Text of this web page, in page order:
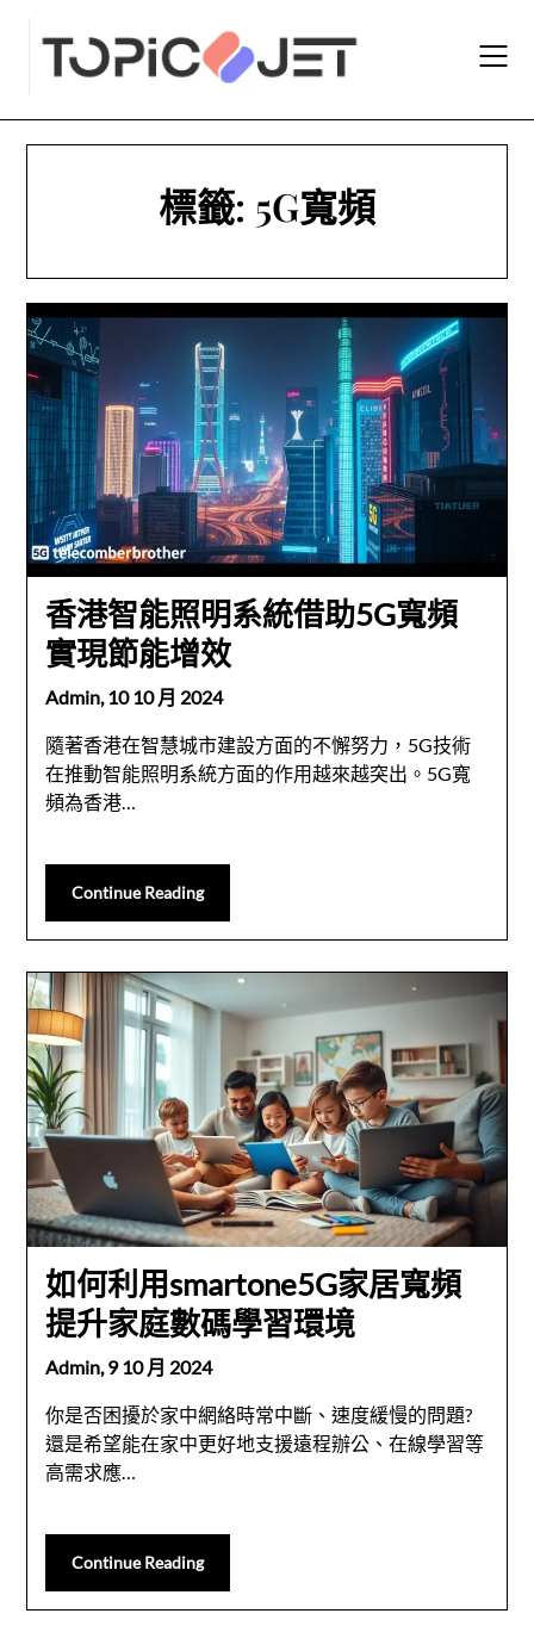
content
標籤: 5G寬頻
香港智能照明系統借助5G寬頻
實現節能增效
Admin,10 10 月 2024
隨著香港在智慧城市建設方面的不懈努力，5G技術
在推動智能照明系統方面的作用越來越突出。5G寬
頻為香港…
Continue Reading
如何利用smartone5G家居寬頻
提升家庭數碼學習環境
Admin, 9 10 月 2024
你是否困擾於家中網絡時常中斷、速度緩慢的問題?
還是希望能在家中更好地支援遠程辦公、在線學習等
高需求應…
Continue Reading